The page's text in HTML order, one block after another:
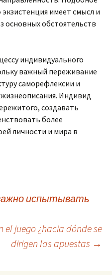
имеет смысл и
основных обстоятельств
индивидуального
важный переживание
саморефлексии и
Индивид
создавать
более
личности и мира в
испытывать
el juego ¿hacia dónde se
dirigen las apuestas →